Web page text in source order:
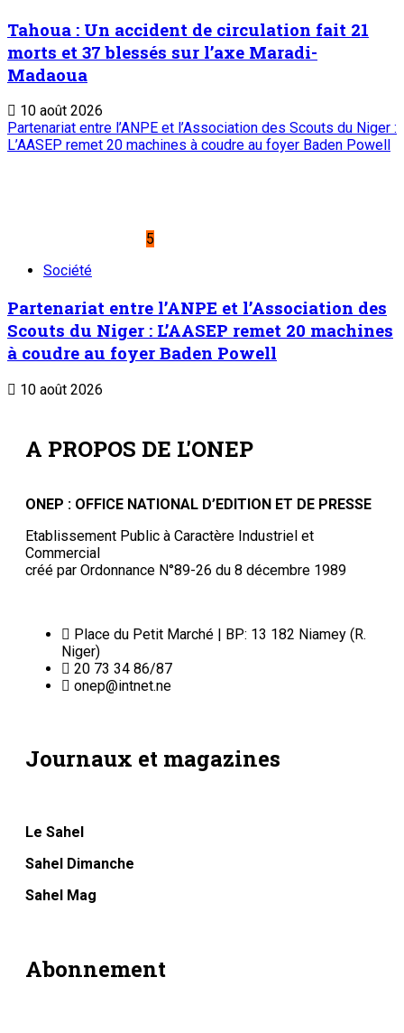
Tahoua : Un accident de circulation fait 21
morts et 37 blessés sur l’axe Maradi-
Madaoua
10 août 2026
Partenariat entre l’ANPE et l’Association des Scouts du Niger :
L’AASEP remet 20 machines à coudre au foyer Baden Powell
5
Société
Partenariat entre l’ANPE et l’Association des
Scouts du Niger : L’AASEP remet 20 machines
à coudre au foyer Baden Powell
10 août 2026
A PROPOS DE L'ONEP
ONEP : OFFICE NATIONAL D’EDITION ET DE PRESSE
Etablissement Public à Caractère Industriel et
Commercial
créé par Ordonnance N°89-26 du 8 décembre 1989
Place du Petit Marché | BP: 13 182 Niamey (R.
Niger)
20 73 34 86/87
onep@intnet.ne
Journaux et magazines
Le Sahel
Sahel Dimanche
Sahel Mag
Abonnement